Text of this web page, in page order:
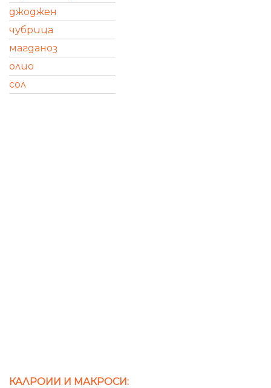
джоджен
чубрица
магданоз
олио
сол
КАЛРОИИ И МАКРОСИ: